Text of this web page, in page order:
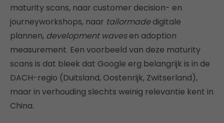
maturity scans, naar customer decision- en
journeyworkshops, naar tailormadedigitale
plannen, development wavesen adoption
measurement. Een voorbeeld van deze maturity
scans is dat bleek dat Google erg belangrijk is in de
DACH-regio (Duitsland, Oostenrijk, Zwitserland),
maar in verhouding slechts weinig relevantie kent in
China.